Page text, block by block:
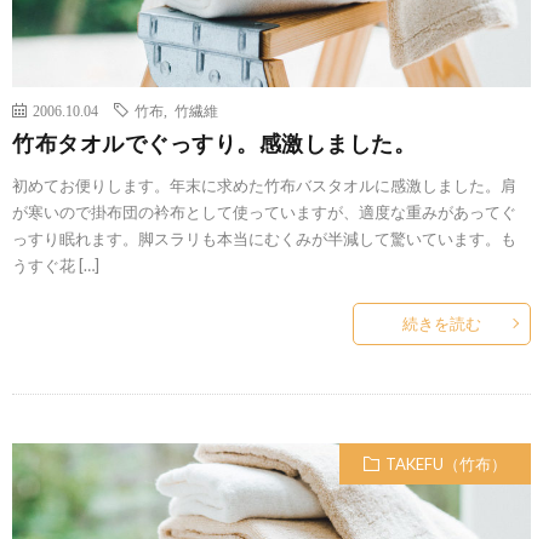
2006.10.04 竹布 竹繊維
竹布タオルでぐっすり。感激しました。
初めてお便りします。年末に求めた竹布バスタオルに感激しました。肩
が寒いので掛布団の衿布として使っていますが、適度な重みがあってぐ
っすり眠れます。脚スラリも本当にむくみが半減して驚いています。も
うすぐ花 […]
続きを読む
TAKEFU（竹布）